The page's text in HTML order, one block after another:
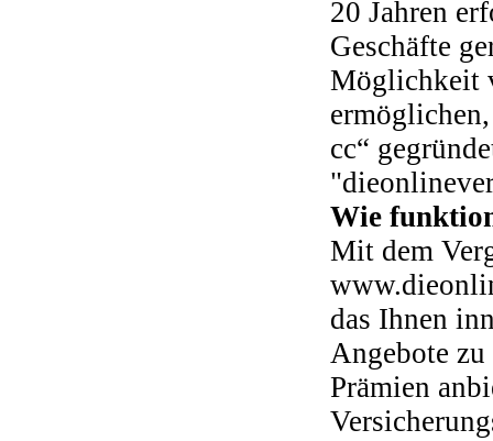
20 Jahren
Geschäfte
Möglichkeit
cc“
Wie
Mit dem
das Ihnen
Angebote
Prämien